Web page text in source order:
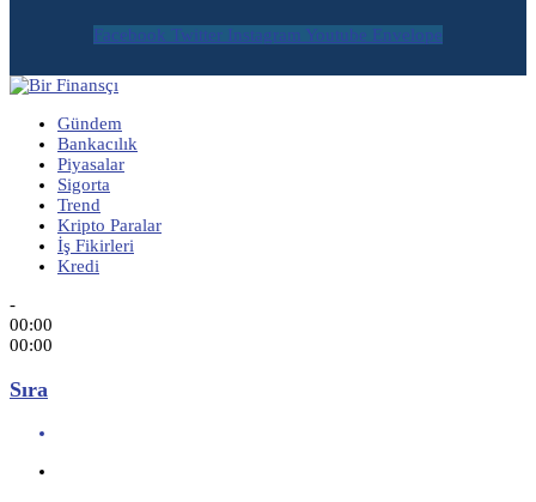
Facebook Twitter Instagram Youtube Envelope
Gündem
Bankacılık
Piyasalar
Sigorta
Trend
Kripto Paralar
İş Fikirleri
Kredi
-
00:00
00:00
Sıra